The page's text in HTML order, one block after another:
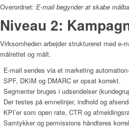
Overordnet: E-mail begynder at skabe
Niveau 2:
Virksomheden arbejder struktureret med e-
målrettet og målt.
E-mail sendes via et marketing
SPF, DKIM og DMARC er opsat korrekt.
Segmenter bruges i udsendelser
Der testes på emnelinjer, indhold og
KPI’er som open rate, CTR og
Samtykker og permissions håndteres